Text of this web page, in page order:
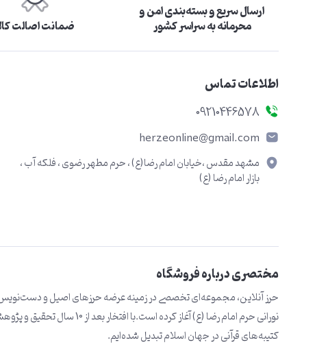
ارسال سریع و بسته‌بندی امن و
محرمانه به سراسر کشور ضمانت اصالت
اطلاعات تماس
09210446578
herzeonline@gmail.com
مشهد مقدس ،خیابان امام رضا(ع) ، حرم مطهر رضوی ، فلکه آب ،
بازار امام رضا (ع)
مختصری درباره فروشگاه
حرز آنلاین، مجموعه‌ای تخصصی در زمینه عرضه حرزهای اصیل و دست‌نویس
نورانی حرم امام رضا (ع)
کتیبه‌های قرآنی در جهان اسلام تبدیل شده‌ایم.